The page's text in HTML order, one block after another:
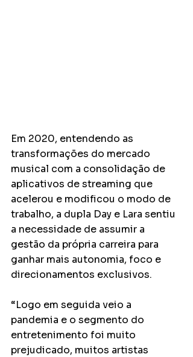
Em 2020, entendendo as
transformações do mercado
musical com a consolidação de
aplicativos de streaming que
acelerou e modificou o modo de
trabalho, a dupla Day e Lara sentiu
a necessidade de assumir a
gestão da própria carreira para
ganhar mais autonomia, foco e
direcionamentos exclusivos.
“Logo em seguida veio a
pandemia e o segmento do
entretenimento foi muito
prejudicado, muitos artistas